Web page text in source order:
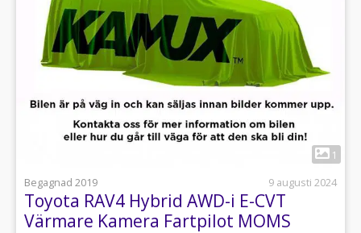
1
Begagnad 2019
9 augusti 2024
Toyota RAV4 Hybrid AWD-i E-CVT
Värmare Kamera Fartpilot MOMS